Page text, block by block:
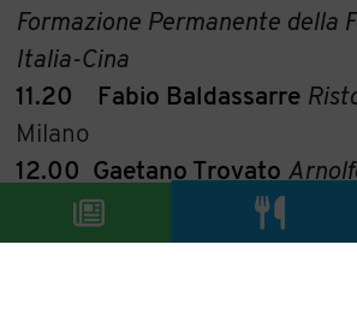
Formazione Permanente della
Italia-Cina
11.20
Fabio Baldassarre
Milano
12.00
Gaetano Trovato
d'Elsa (SI)
13.00 Herbert HintnerZur